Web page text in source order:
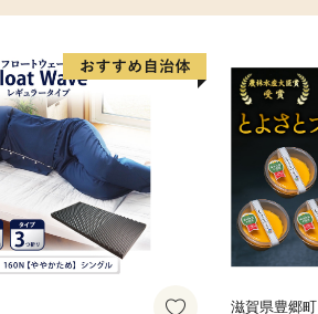
滋賀県豊郷町